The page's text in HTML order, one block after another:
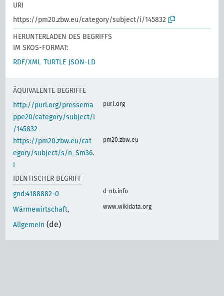
URI
https://pm20.zbw.eu/category/subject/i/145832
HERUNTERLADEN DES BEGRIFFS
IM SKOS-FORMAT:
RDF/XML TURTLE JSON-LD
ÄQUIVALENTE BEGRIFFE
http://purl.org/pressema
ppe20/category/subject/i
/145832
purl.org
https://pm20.zbw.eu/cat
egory/subject/s/n_Sm36.
I
pm20.zbw.eu
IDENTISCHER BEGRIFF
gnd:4188882-0
d-nb.info
Wärmewirtschaft,
Allgemein (de)
www.wikidata.org